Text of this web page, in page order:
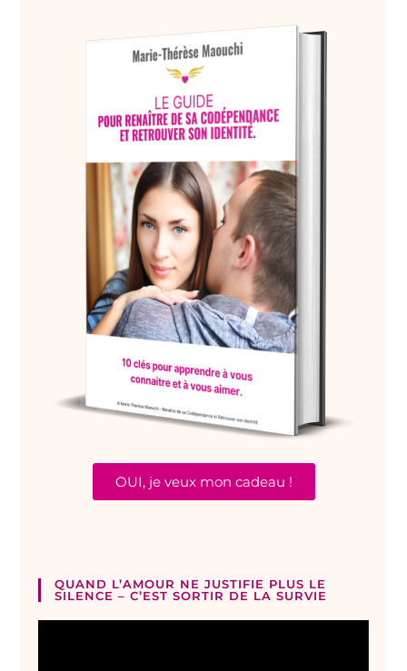
OUI, je veux mon cadeau !
QUAND L’AMOUR NE JUSTIFIE PLUS LE
SILENCE – C’EST SORTIR DE LA SURVIE